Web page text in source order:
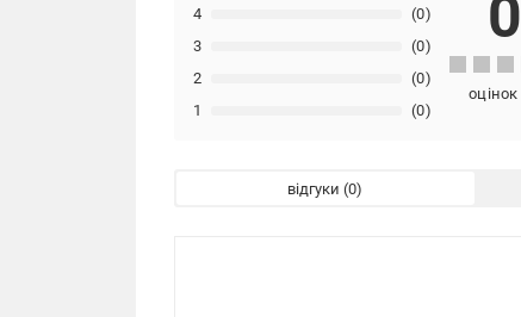
1 (0)
2 (0)
3 (0)
4 (0) 0
оцінок
відгуки